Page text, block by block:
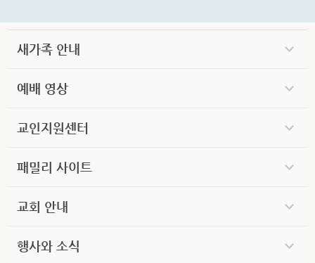
새가족 안내
예배 영상
교인지원센터
패밀리 사이트
교회 안내
행사와 소식